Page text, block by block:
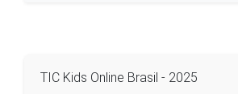
TIC Kids Online Brasil - 2025